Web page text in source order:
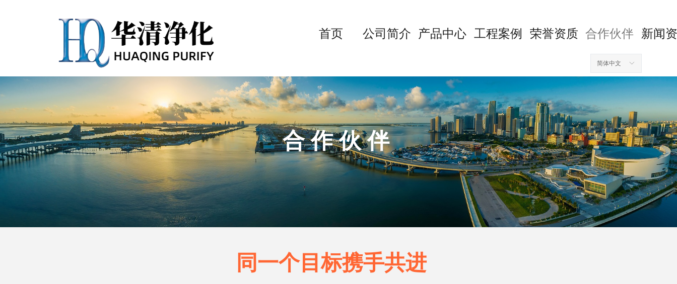
首页 公司简介 产品中心 工程案例 荣誉资质 合作伙伴 新闻
ꀅ
简体中文
合 作 伙 伴
同一个目标携手共进